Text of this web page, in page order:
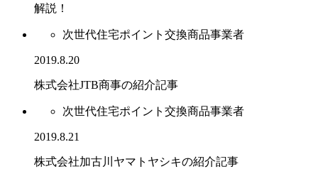
解説！
次世代住宅ポイント交換商品事業者
2019.8.20
株式会社JTB商事の紹介記事
次世代住宅ポイント交換商品事業者
2019.8.21
株式会社加古川ヤマトヤシキの紹介記事